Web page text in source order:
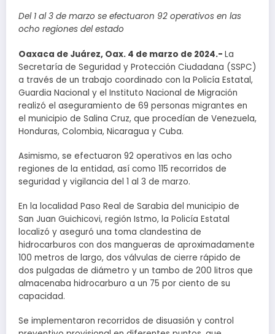
Del 1 al 3 de marzo se efectuaron 92 operativos en las
ocho regiones del estado
Oaxaca de Juárez, Oax. 4 de marzo de 2024.- La
Secretaría de Seguridad y Protección Ciudadana (SSPC)
a través de un trabajo coordinado con la Policía Estatal,
Guardia Nacional y el Instituto Nacional de Migración
realizó el aseguramiento de 69 personas migrantes en
el municipio de Salina Cruz, que procedían de Venezuela,
Honduras, Colombia, Nicaragua y Cuba.
Asimismo, se efectuaron 92 operativos en las ocho
regiones de la entidad, así como 115 recorridos de
seguridad y vigilancia del 1 al 3 de marzo.
En la localidad Paso Real de Sarabia del municipio de
San Juan Guichicovi, región Istmo, la Policía Estatal
localizó y aseguró una toma clandestina de
hidrocarburos con dos mangueras de aproximadamente
100 metros de largo, dos válvulas de cierre rápido de
dos pulgadas de diámetro y un tambo de 200 litros que
almacenaba hidrocarburo a un 75 por ciento de su
capacidad.
Se implementaron recorridos de disuasión y control